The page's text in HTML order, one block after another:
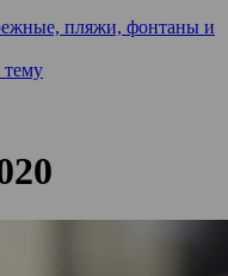
пляжи, фонтаны и
тему